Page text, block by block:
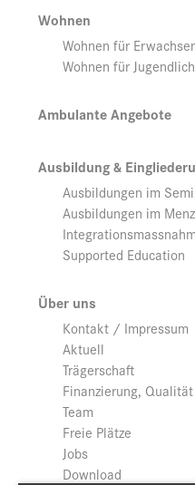
Wohnen
Wohnen für
Wohnen für
Ambulante Angebote
Ausbildung &
Ausbildungen im
Ausbildungen im
Supported Education
Über uns
Kontakt / Impressum
Aktuell
Trägerschaft
Finanzierung,
Team
Freie Plätze
Jobs
Download